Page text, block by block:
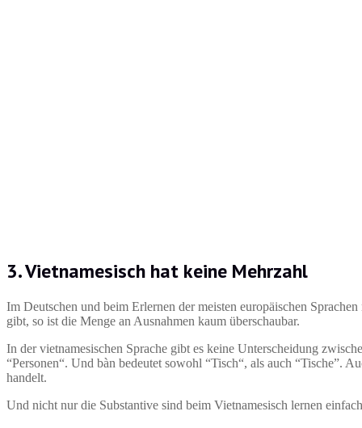
3. Vietnamesisch hat keine Mehrzahl
Im Deutschen und beim Erlernen der meisten europäischen
gibt, so ist die Menge an Ausnahmen kaum überschaubar.
In der vietnamesischen Sprache gibt es keine Unterscheidung
“Personen“. Und bàn bedeutet sowohl “Tisch“, als auch “Tische”.
handelt.
Und nicht nur die Substantive sind beim Vietnamesisch lernen